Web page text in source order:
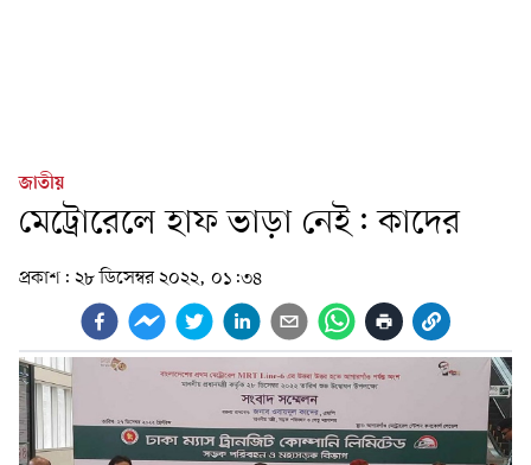
জাতীয়
মেট্রোরেলে হাফ ভাড়া নেই: কাদের
প্রকাশ: ২৮ ডিসেম্বর ২০২২, ০১:৩৪